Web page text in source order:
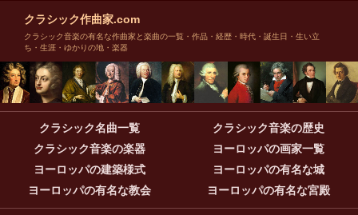
クラシック作曲家.com
クラシック音楽の有名な作曲家と楽曲の一覧・作品・経歴・時代・誕生日・生い立
ち・生涯・ゆかりの地・楽器
クラシック名曲一覧
クラシック音楽の歴史
クラシック音楽の楽器
ヨーロッパの画家一覧
ヨーロッパの建築様式
ヨーロッパの有名な城
ヨーロッパの有名な教会
ヨーロッパの有名な宮殿